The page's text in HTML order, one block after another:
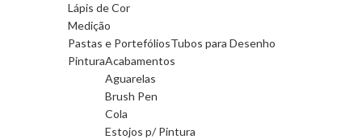
Lápis de Cor
Medição
Pastas e PortefóliosTubos para Desenho
PinturaAcabamentos
Aguarelas
Brush Pen
Cola
Estojos p/ Pintura